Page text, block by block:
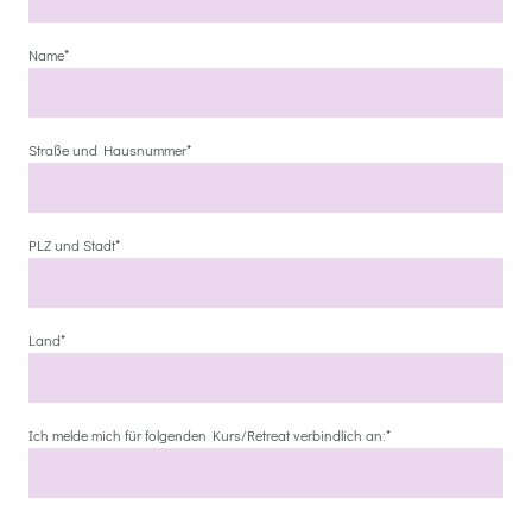
Name*
Straße und Hausnummer*
PLZ und Stadt*
Land*
Ich melde mich für folgenden Kurs/Retreat verbindlich an:*